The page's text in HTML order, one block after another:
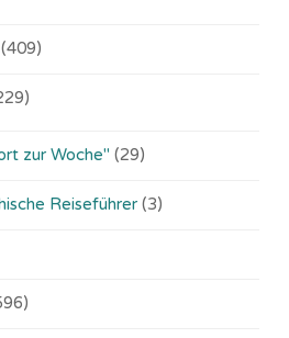
(409)
zur Woche" (29)
Reiseführer (3)